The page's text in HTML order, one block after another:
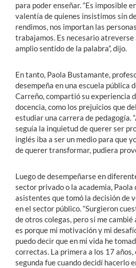
para poder enseñar. “Es imposible
valentía de quienes insistimos sin
rendimos, nos importan las
trabajamos. Es necesario atreverse
amplio sentido de la palabra”, dijo.
En tanto, Paola Bustamante,
desempeña en una escuela pública
Carreño, compartió su experiencia
docencia, como los prejuicios que
estudiar una carrera de pedagogía.
seguía la inquietud de querer ser
inglés iba a ser un medio para que
de querer transformar, pudiera
Luego de desempeñarse en
sector privado o la academia, Paola
asistentes que tomó la decisión de
en el sector público. “Surgieron
de otros colegas, pero si me cambié
es porque mi motivación y mi
puedo decir que en mi vida he
correctas. La primera a los 17 años,
segunda fue cuando decidí hacerlo